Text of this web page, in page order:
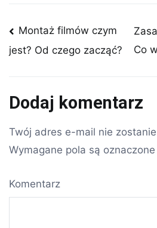
Nawigacja
wpisu
Montaż filmów czym
jest? Od czego zacząć?
Co
Dodaj komentarz
Twój adres e-mail nie
Wymagane pola są oznaczone
Komentarz